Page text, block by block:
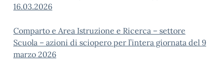
16.03.2026
Comparto e Area Istruzione e Ricerca – settore
Scuola – azioni di sciopero per l’intera giornata del 9
marzo 2026